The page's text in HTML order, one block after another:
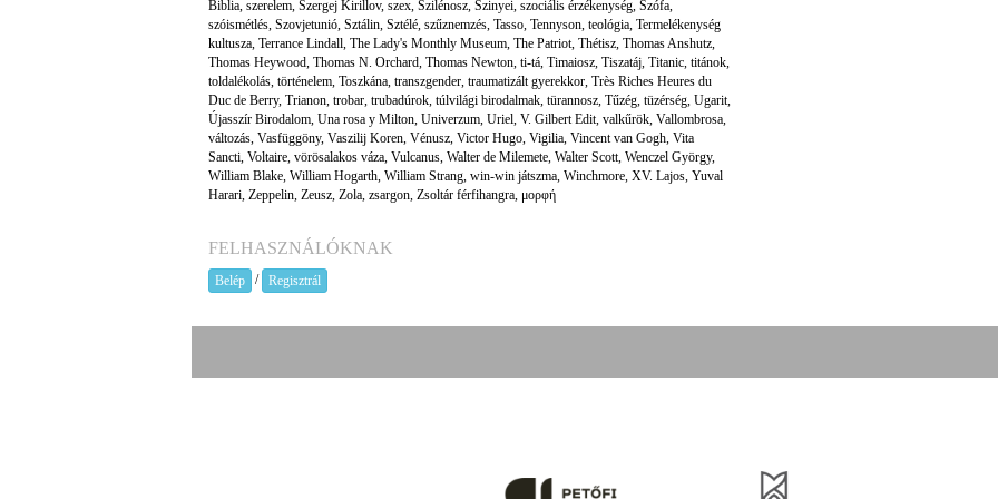
Biblia, szerelem, Szergej Kirillov, szex, Szilénosz, Szinyei, szociális érzékenység, Szófa,
szóismétlés, Szovjetunió, Sztálin, Sztélé, szűznemzés, Tasso, Tennyson, teológia, Termelékenység
kultusza, Terrance Lindall, The Lady's Monthly Museum, The Patriot, Thétisz, Thomas Anshutz,
Thomas Heywood, Thomas N. Orchard, Thomas Newton, ti-tá, Timaiosz, Tiszatáj, Titanic, titánok,
toldalékolás, történelem, Toszkána, transzgender, traumatizált gyerekkor, Très Riches Heures du
Duc de Berry, Trianon, trobar, trubadúrok, túlvilági birodalmak, türannosz, Tűzég, tüzérség, Ugarit,
Újasszír Birodalom, Una rosa y Milton, Univerzum, Uriel, V. Gilbert Edit, valkűrök, Vallombrosa,
változás, Vasfüggöny, Vaszilij Koren, Vénusz, Victor Hugo, Vigilia, Vincent van Gogh, Vita
Sancti, Voltaire, vörösalakos váza, Vulcanus, Walter de Milemete, Walter Scott, Wenczel György,
William Blake, William Hogarth, William Strang, win-win játszma, Winchmore, XV. Lajos, Yuval
Harari, Zeppelin, Zeusz, Zola, zsargon, Zsoltár férfihangra, μορφή
FELHASZNÁLÓKNAK
Belép / Regisztrál